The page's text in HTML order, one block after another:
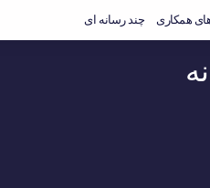
همکاری چند رسانه ای